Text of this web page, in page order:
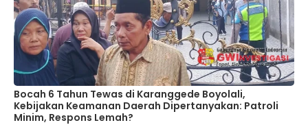
Bocah 6 Tahun Tewas di Karanggede Boyolali,
Kebijakan Keamanan Daerah Dipertanyakan: Patroli
Minim, Respons Lemah?